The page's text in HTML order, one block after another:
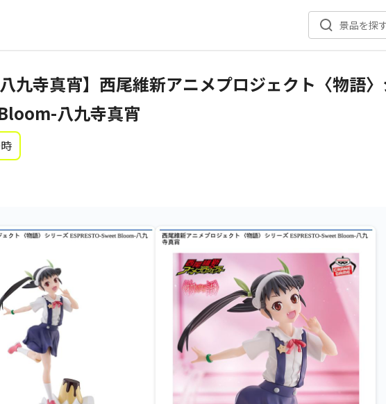
景品を探
九寺真宵】西尾維新アニメプロジェクト〈物語
八九寺真宵